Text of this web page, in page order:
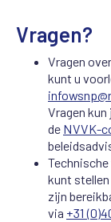
Vragen?
Vragen
kunt u
Vragen
de NVVK-
kunt
zijn
via +31